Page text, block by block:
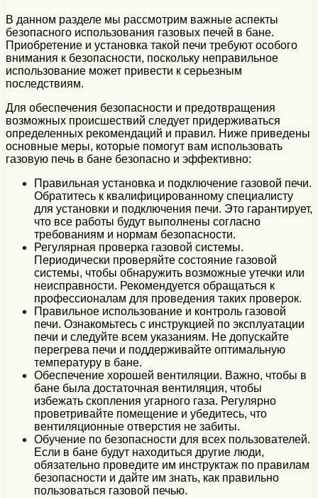
В данном разделе мы рассмотрим важные аспекты
безопасного использования газовых печей в бане.
Приобретение и установка такой печи требуют особого
внимания к безопасности, поскольку неправильное
использование может привести к серьезным
последствиям.
Для обеспечения безопасности и предотвращения
возможных происшествий следует придерживаться
определенных рекомендаций и правил. Ниже приведены
основные меры, которые помогут вам использовать
газовую печь в бане безопасно и эффективно:
Правильная установка и подключение газовой печи.
Обратитесь к квалифицированному специалисту
для установки и подключения печи. Это гарантирует,
что все работы будут выполнены согласно
требованиям и нормам безопасности.
Регулярная проверка газовой системы.
Периодически проверяйте состояние газовой
системы, чтобы обнаружить возможные утечки или
неисправности. Рекомендуется обращаться к
профессионалам для проведения таких проверок.
Правильное использование и контроль газовой
печи. Ознакомьтесь с инструкцией по эксплуатации
печи и следуйте всем указаниям. Не допускайте
перегрева печи и поддерживайте оптимальную
температуру в бане.
Обеспечение хорошей вентиляции. Важно, чтобы в
бане была достаточная вентиляция, чтобы
избежать скопления угарного газа. Регулярно
проветривайте помещение и убедитесь, что
вентиляционные отверстия не забиты.
Обучение по безопасности для всех пользователей.
Если в бане будут находиться другие люди,
обязательно проведите им инструктаж по правилам
безопасности и дайте им знать, как правильно
пользоваться газовой печью.